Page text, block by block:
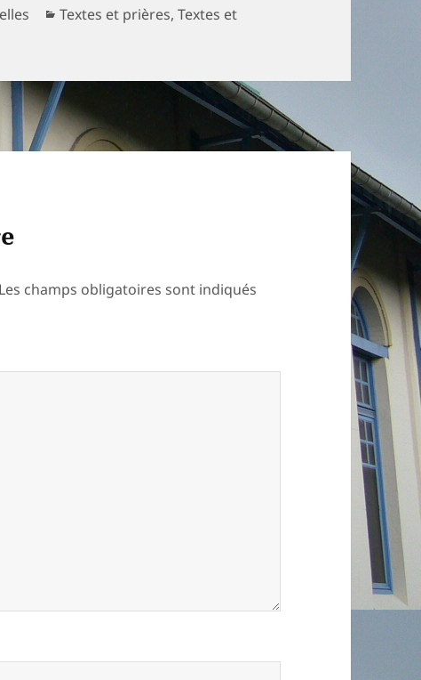
Catégories
Textes et prières,Textes et
Les champs obligatoires sont indiqués